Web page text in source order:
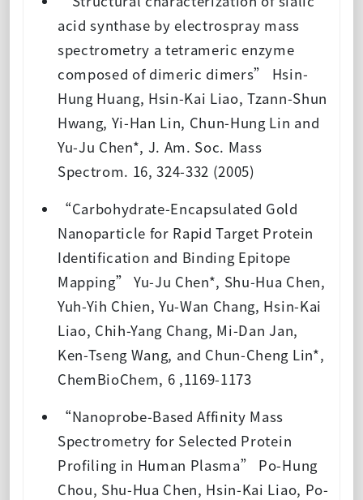
acid synthase by electrospray mass
spectrometry a tetrameric enzyme
composed of dimeric dimers” Hsin-
Hung Huang, Hsin-Kai Liao, Tzann-Shun
Hwang, Yi-Han Lin, Chun-Hung Lin and
Yu-Ju Chen*, J. Am. Soc. Mass
Spectrom. 16, 324-332 (2005)
“Carbohydrate-Encapsulated Gold
Nanoparticle for Rapid Target Protein
Identification and Binding Epitope
Mapping” Yu-Ju Chen*, Shu-Hua Chen,
Yuh-Yih Chien, Yu-Wan Chang, Hsin-Kai
Liao, Chih-Yang Chang, Mi-Dan Jan,
Ken-Tseng Wang, and Chun-Cheng Lin*,
ChemBioChem, 6 ,1169-1173
“Nanoprobe-Based Affinity Mass
Spectrometry for Selected Protein
Profiling in Human Plasma” Po-Hung
Chou, Shu-Hua Chen, Hsin-Kai Liao, Po-